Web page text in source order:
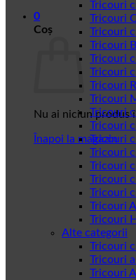
0
Coș
Nu ai niciun produs
Înapoi la magazin
Tricouri
Tricouri
Tricouri
Tricouri
Tricouri
Tricouri
Tricouri
Tricouri
Tricouri
Tricouri
Tricouri
Tricouri
Tricouri
Tricouri
Tricouri
Tricouri
Tricouri
Alte categorii
Tricouri
Tricouri
Tricouri